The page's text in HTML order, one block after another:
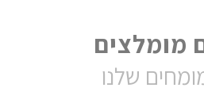
מומלצים
שלנו